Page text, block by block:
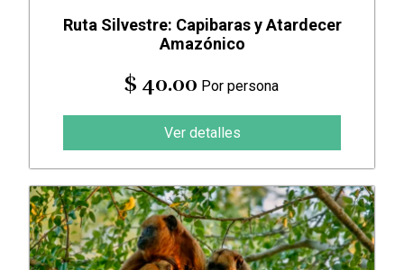
Ruta Silvestre: Capibaras y Atardecer
Amazónico
$ 40.00 Por persona
Ver detalles